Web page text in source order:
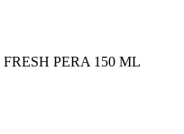
PERA 150 ML